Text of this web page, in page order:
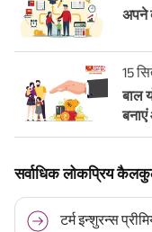
अपने
15
बाल
सर्वाधिक लोकप्रिय
टर्म इन्शुरन्स